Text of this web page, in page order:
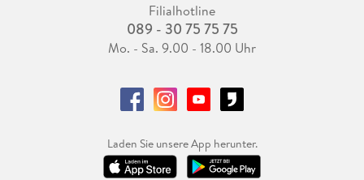
Filialhotline
089 - 30 75 75 75
Mo. - Sa. 9.00 - 18.00 Uhr
Laden Sie unsere App herunter.